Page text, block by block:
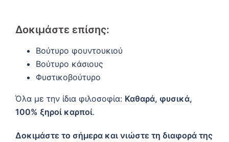
Δοκιμάστε επίσης:
Βούτυρο φουντουκιού
Βούτυρο κάσιους
Φυστικοβούτυρο
Όλα με την ίδια φιλοσοφία: Καθαρά, φυσικά,
100% ξηροί καρποί.
Δοκιμάστε το σήμερα και νιώστε τη διαφορά της